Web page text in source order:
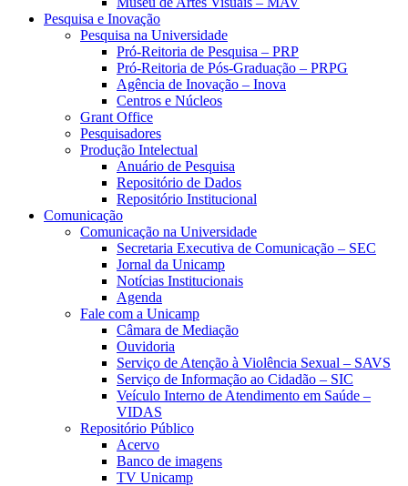
Pesquisa e Inovação
Pesquisa na Universidade
Pró-Reitoria de Pesquisa – PRP
Pró-Reitoria de Pós-Graduação – PRPG
Agência de Inovação – Inova
Centros e Núcleos
Grant Office
Pesquisadores
Produção Intelectual
Anuário de Pesquisa
Repositório de Dados
Repositório Institucional
Comunicação
Comunicação na Universidade
Secretaria Executiva de Comunicação – SEC
Jornal da Unicamp
Notícias Institucionais
Agenda
Fale com a Unicamp
Câmara de Mediação
Ouvidoria
Serviço de Atenção à Violência Sexual – SAVS
Serviço de Informação ao Cidadão – SIC
Veículo Interno de Atendimento em Saúde –
VIDAS
Repositório Público
Acervo
Banco de imagens
TV Unicamp